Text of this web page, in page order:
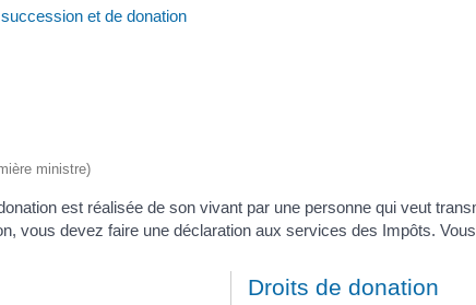
et de donation
ministre)
est réalisée de son vivant par une personne qui veut
vous devez faire une déclaration aux services des Impôts.
Droits de donation